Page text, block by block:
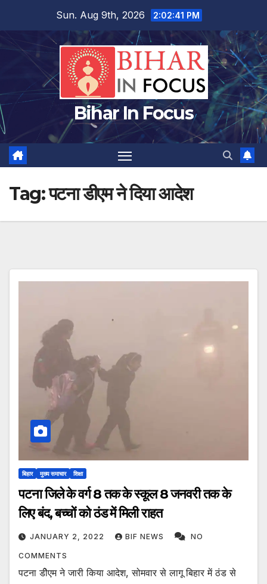
content
Sun. Aug 9th, 2026 2:02:41 PM
Bihar In Focus
Tag:पटना डीएम ने दिया आदेश
बिहार मुख्य समाचार शिक्षा
पटना जिले के वर्ग 8 तक के स्कूल 8 जनवरी तक के
लिए बंद, बच्चों को ठंड में मिली राहत
JANUARY 2, 2022 BIF NEWS NO
COMMENTS
पटना डीेएम ने जारी किया आदेश, सोमवार से लागू बिहार में ठंड से